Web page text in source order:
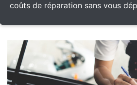
coûts de réparation sans vous